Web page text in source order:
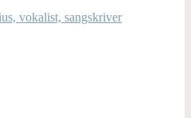
vokalist, sangskriver